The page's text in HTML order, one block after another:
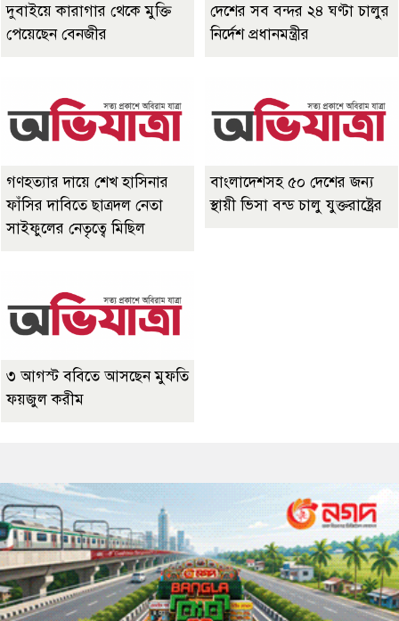
দুবাইয়ে কারাগার থেকে মুক্তি
পেয়েছেন বেনজীর
দেশের সব বন্দর ২৪ ঘণ্টা চালুর
নির্দেশ প্রধানমন্ত্রীর
গণহত্যার দায়ে শেখ হাসিনার
ফাঁসির দাবিতে ছাত্রদল নেতা
সাইফুলের নেতৃত্বে মিছিল
বাংলাদেশসহ ৫০ দেশের জন্য
স্থায়ী ভিসা বন্ড চালু যুক্তরাষ্ট্রের
৩ আগস্ট ববিতে আসছেন মুফতি
ফয়জুল করীম